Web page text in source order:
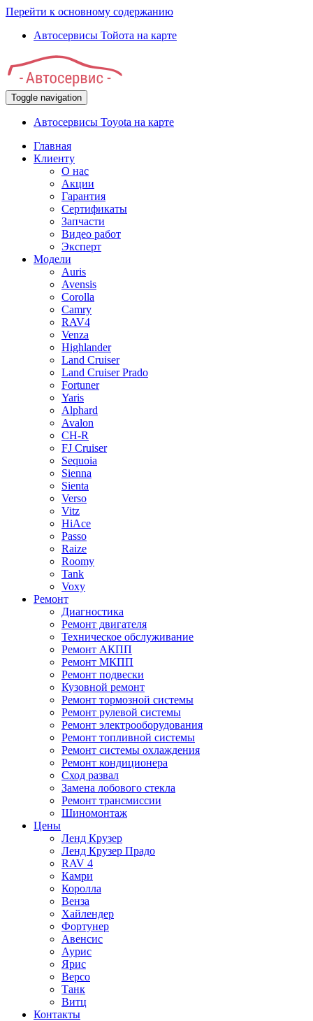
Перейти к основному содержанию
Автосервисы Тойота на карте
Toggle navigation
Автосервисы Toyota на карте
Главная
Клиенту
О нас
Акции
Гарантия
Сертификаты
Запчасти
Видео работ
Эксперт
Модели
Auris
Avensis
Corolla
Camry
RAV4
Venza
Highlander
Land Cruiser
Land Cruiser Prado
Fortuner
Yaris
Alphard
Avalon
CH-R
FJ Cruiser
Sequoia
Sienna
Sienta
Verso
Vitz
HiAce
Passo
Raize
Roomy
Tank
Voxy
Ремонт
Диагностика
Ремонт двигателя
Техническое обслуживание
Ремонт АКПП
Ремонт МКПП
Ремонт подвески
Кузовной ремонт
Ремонт тормозной системы
Ремонт рулевой системы
Ремонт электрооборудования
Ремонт топливной системы
Ремонт системы охлаждения
Ремонт кондиционера
Сход развал
Замена лобового стекла
Ремонт трансмиссии
Шиномонтаж
Цены
Ленд Крузер
Ленд Крузер Прадо
RAV 4
Камри
Королла
Венза
Хайлендер
Фортунер
Авенсис
Аурис
Ярис
Версо
Танк
Витц
Контакты